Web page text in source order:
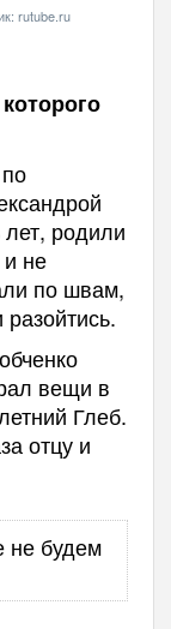
rutube.ru
родили
не
по швам,
вещи в
Глеб.
отцу и
не будем